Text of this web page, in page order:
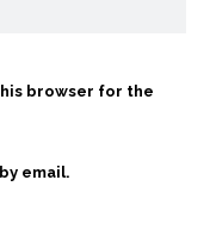
browser for the
email.